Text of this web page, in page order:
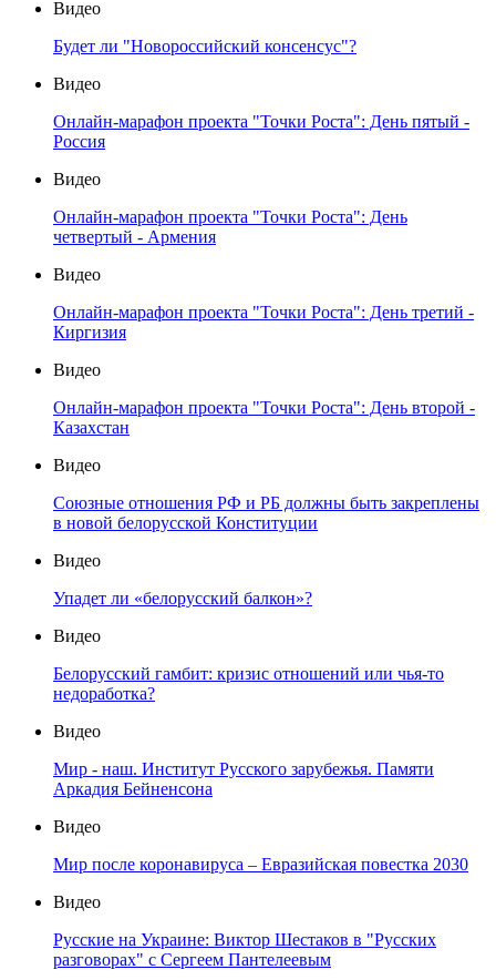
Видео
Будет ли "Новороссийский консенсус"?
Видео
Онлайн-марафон проекта "Точки Роста": День пятый -
Россия
Видео
Онлайн-марафон проекта "Точки Роста": День
четвертый - Армения
Видео
Онлайн-марафон проекта "Точки Роста": День третий -
Киргизия
Видео
Онлайн-марафон проекта "Точки Роста": День второй -
Казахстан
Видео
Союзные отношения РФ и РБ должны быть закреплены
в новой белорусской Конституции
Видео
Упадет ли «белорусский балкон»?
Видео
Белорусский гамбит: кризис отношений или чья-то
недоработка?
Видео
Мир - наш. Институт Русского зарубежья. Памяти
Аркадия Бейненсона
Видео
Мир после коронавируса – Евразийская повестка 2030
Видео
Русские на Украине: Виктор Шестаков в "Русских
разговорах" с Сергеем Пантелеевым